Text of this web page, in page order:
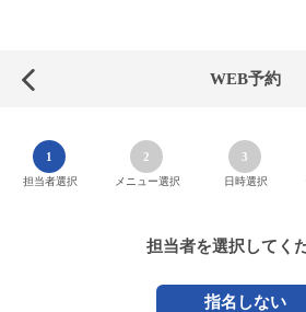
WEB予約
1
担当者選択
2
メニュー選択
3
日時選択
担当者を選択してく
指名しない